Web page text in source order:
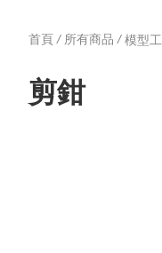
首頁 / 所有商品 / 模型
剪鉗